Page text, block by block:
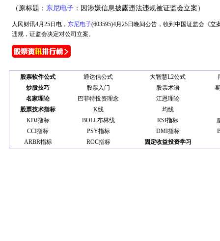
（原标题： 东尼电子 ：因涉嫌信息披露违法违规被证监会立案）
人民财讯4月25日电， 东尼电子(603595)4月25日晚间公告，收到中国证监会《
违规，证监会决定对公司立案。